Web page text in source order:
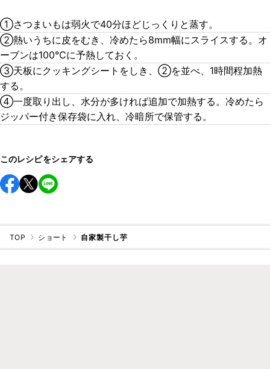
①さつまいもは弱火で40分ほどじっくりと蒸す。
②熱いうちに皮をむき、冷めたら8mm幅にスライスする。オ
ーブンは100℃に予熱しておく。
③天板にクッキングシートをしき、②を並べ、1時間程加熱
する。
④一度取り出し、水分が多ければ追加で加熱する。冷めたら
ジッパー付き保存袋に入れ、冷暗所で保管する。
このレシピをシェアする
TOP ショート 自家製干し芋